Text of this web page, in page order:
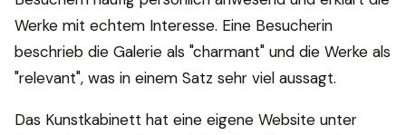
Werke mit echtem Interesse. Eine Besucherin
beschrieb die Galerie als "charmant" und die Werke als
"relevant", was in einem Satz sehr viel aussagt.
Das Kunstkabinett hat eine eigene Website unter